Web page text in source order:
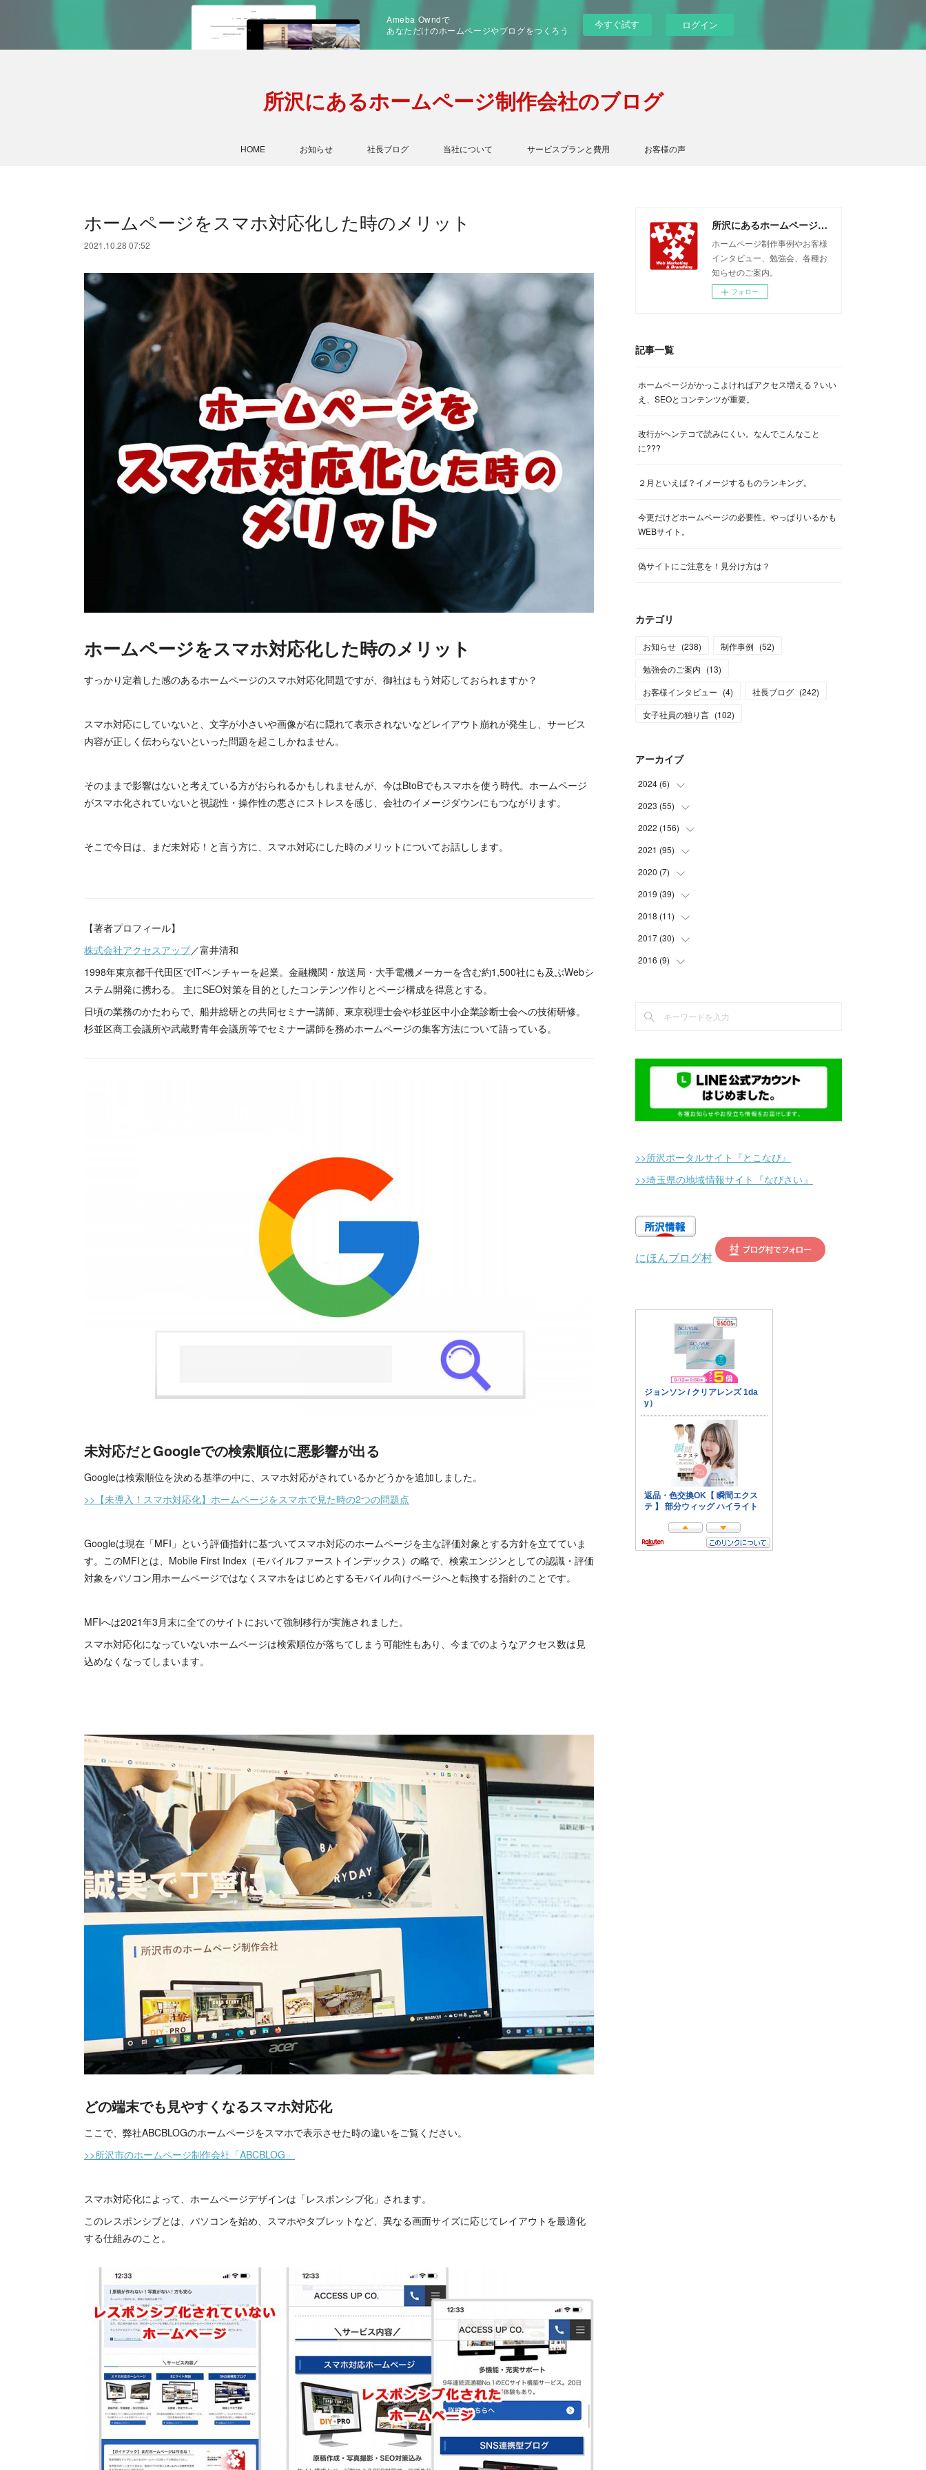
Ameba Owndで
あなただけのホームページやブログをつくろう
今すぐ試す ログイン
所沢にあるホームページ制作会社のブログ
HOME お知らせ 社長ブログ 当社について サービスプランと費用 お客様の声
ホームページをスマホ対応化した時のメリット
2021.10.28 07:52
ホームページをスマホ対応化した時のメリット
すっかり定着した感のあるホームページのスマホ対応化問題ですが、御社はもう対応しておられますか？
スマホ対応にしていないと、文字が小さいや画像が右に隠れて表示されないなどレイアウト崩れが発生し、サービス
内容が正しく伝わらないといった問題を起こしかねません。
そのままで影響はないと考えている方がおられるかもしれませんが、今はBtoBでもスマホを使う時代。ホームページ
がスマホ化されていないと視認性・操作性の悪さにストレスを感じ、会社のイメージダウンにもつながります。
そこで今日は、まだ未対応！と言う方に、スマホ対応にした時のメリットについてお話しします。
【著者プロフィール】
株式会社アクセスアップ／富井清和
1998年東京都千代田区でITベンチャーを起業。金融機関・放送局・大手電機メーカーを含む約1,500社にも及ぶWebシ
ステム開発に携わる。 主にSEO対策を目的としたコンテンツ作りとページ構成を得意とする。
日頃の業務のかたわらで、船井総研との共同セミナー講師、東京税理士会や杉並区中小企業診断士会への技術研修。
杉並区商工会議所や武蔵野青年会議所等でセミナー講師を務めホームページの集客方法について語っている。
未対応だとGoogleでの検索順位に悪影響が出る
Googleは検索順位を決める基準の中に、スマホ対応がされているかどうかを追加しました。
>>【未導入！スマホ対応化】ホームページをスマホで見た時の2つの問題点
Googleは現在「MFI」という評価指針に基づいてスマホ対応のホームページを主な評価対象とする方針を立てていま
す。このMFIとは、Mobile First Index（モバイルファーストインデックス）の略で、検索エンジンとしての認識・評価
対象をパソコン用ホームページではなくスマホをはじめとするモバイル向けページへと転換する指針のことです。
MFIへは2021年3月末に全てのサイトにおいて強制移行が実施されました。
スマホ対応化になっていないホームページは検索順位が落ちてしまう可能性もあり、今までのようなアクセス数は見
込めなくなってしまいます。
どの端末でも見やすくなるスマホ対応化
ここで、弊社ABCBLOGのホームページをスマホで表示させた時の違いをご覧ください。
>>所沢市のホームページ制作会社「ABCBLOG」
スマホ対応化によって、ホームページデザインは「レスポンシブ化」されます。
このレスポンシブとは、パソコンを始め、スマホやタブレットなど、異なる画面サイズに応じてレイアウトを最適化
する仕組みのこと。
所沢にあるホームページ制作会社のブログ
ホームページ制作事例やお客様
インタビュー、勉強会、各種お
知らせのご案内。
フォロー
記事一覧
ホームページがかっこよければアクセス増える？いい
え、SEOとコンテンツが重要。
改行がヘンテコで読みにくい。なんでこんなこと
に???
２月といえば？イメージするものランキング。
今更だけどホームページの必要性。やっぱりいるかも
WEBサイト。
偽サイトにご注意を！見分け方は？
カテゴリ
お知らせ (238) 制作事例 (52)
勉強会のご案内 (13)
お客様インタビュー (4) 社長ブログ (242)
女子社員の独り言 (102)
アーカイブ
2024 (6)
(3
(3)
2023 (55)
(3)
(3
(
)
(3
(4
(4
(
(7)
(12)
2022 (156)
(12
)
(
14 )
(11
)
(10
)
(12
)
(
(9)
25)
2021 (95)
(
14)
(11
)
(17
)
(17
)
(
18
2020 (7)
(1
(6
2019 (39)
(3
(12
)
(
19
2018 (11)
(1
(
)
2017 (30)
(
)
(
(2)
)
(5)
(3
2016 (9)
(
(2)
)
(1)
>>所沢ポータルサイト『とこなび』
>>埼玉県の地域情報サイト『なびさい』